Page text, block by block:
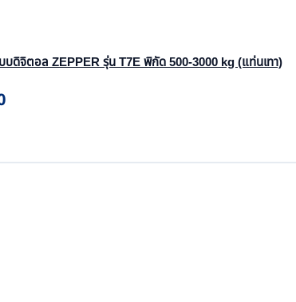
บดิจิตอล ZEPPER รุ่น T7E พิกัด 500-3000 kg (แท่นเทา)